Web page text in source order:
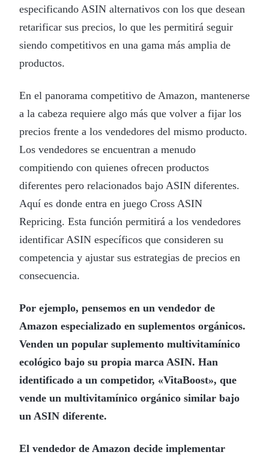
especificando ASIN alternativos con los que desean
retarificar sus precios, lo que les permitirá seguir
siendo competitivos en una gama más amplia de
productos.
En el panorama competitivo de Amazon, mantenerse
a la cabeza requiere algo más que volver a fijar los
precios frente a los vendedores del mismo producto.
Los vendedores se encuentran a menudo
compitiendo con quienes ofrecen productos
diferentes pero relacionados bajo ASIN diferentes.
Aquí es donde entra en juego Cross ASIN
Repricing. Esta función permitirá a los vendedores
identificar ASIN específicos que consideren su
competencia y ajustar sus estrategias de precios en
consecuencia.
Por ejemplo, pensemos en un vendedor de
Amazon especializado en suplementos orgánicos.
Venden un popular suplemento multivitamínico
ecológico bajo su propia marca ASIN. Han
identificado a un competidor, «VitaBoost», que
vende un multivitamínico orgánico similar bajo
un ASIN diferente.
El vendedor de Amazon decide implementar